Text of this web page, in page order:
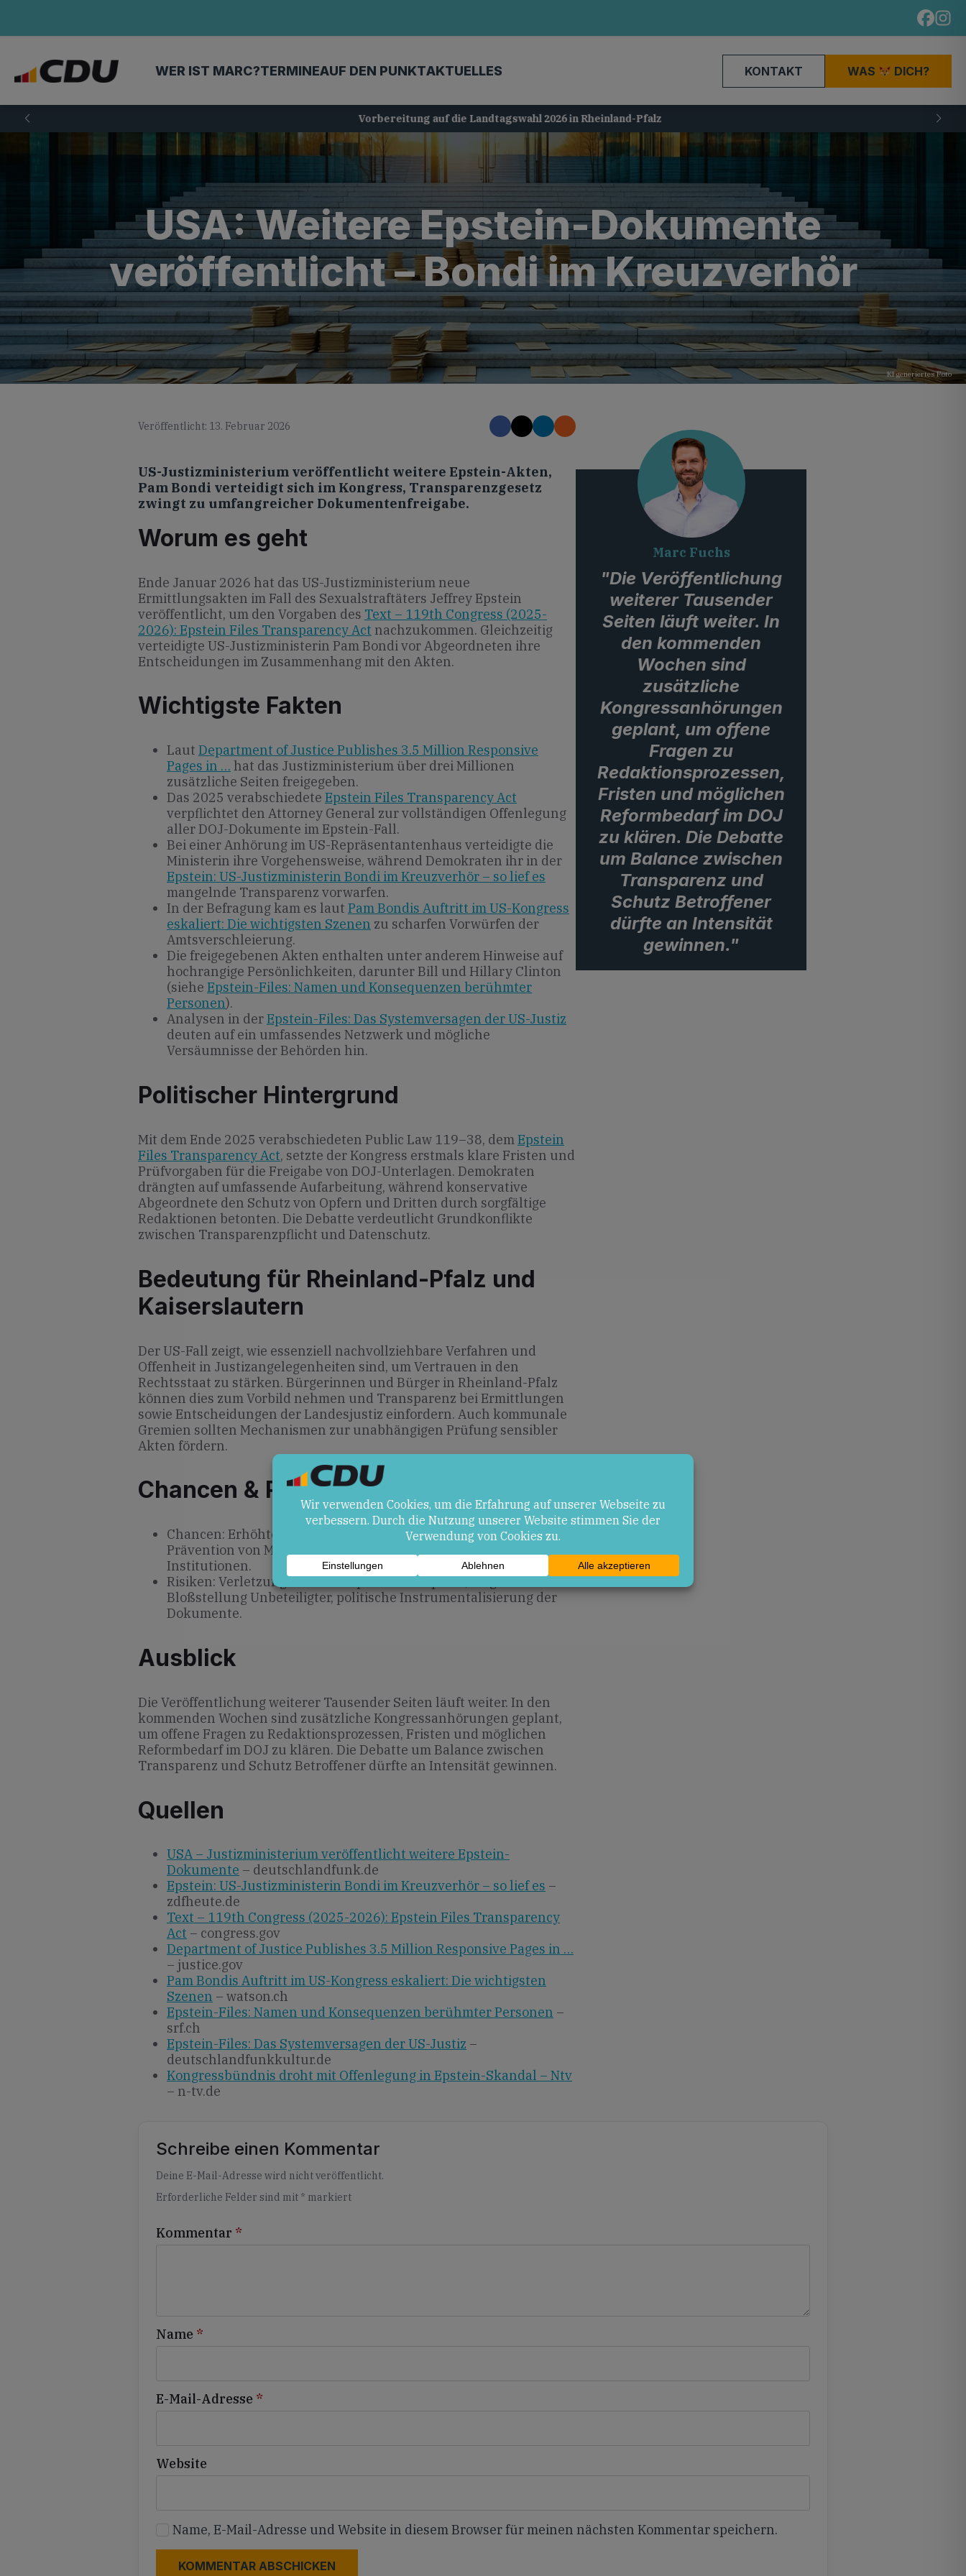
WER IST MARC?TERMINEAUF DEN PUNKTAKTUELLES KONTAKT WAS DICH?
Vorbereitung auf die Landtagswahl 2026 in Rheinland-Pfalz
USA: Weitere Epstein-Dokumente
veröffentlicht – Bondi im Kreuzverhör
KI generiertes Foto
Veröffentlicht: 13. Februar 2026
US-Justizministerium veröffentlicht weitere Epstein-Akten,
Pam Bondi verteidigt sich im Kongress, Transparenzgesetz
zwingt zu umfangreicher Dokumentenfreigabe.
Worum es geht
Ende Januar 2026 hat das US-Justizministerium neue
Ermittlungsakten im Fall des Sexualstraftäters Jeffrey Epstein
veröffentlicht, um den Vorgaben des Text – 119th Congress (2025-
2026): Epstein Files Transparency Act nachzukommen. Gleichzeitig
verteidigte US-Justizministerin Pam Bondi vor Abgeordneten ihre
Entscheidungen im Zusammenhang mit den Akten.
Wichtigste Fakten
Laut Department of Justice Publishes 3.5 Million Responsive
Pages in … hat das Justizministerium über drei Millionen
zusätzliche Seiten freigegeben.
Das 2025 verabschiedete Epstein Files Transparency Act
verpflichtet den Attorney General zur vollständigen Offenlegung
aller DOJ-Dokumente im Epstein-Fall.
Bei einer Anhörung im US-Repräsentantenhaus verteidigte die
Ministerin ihre Vorgehensweise, während Demokraten ihr in der
Epstein: US-Justizministerin Bondi im Kreuzverhör – so lief es
mangelnde Transparenz vorwarfen.
In der Befragung kam es laut Pam Bondis Auftritt im US-Kongress
eskaliert: Die wichtigsten Szenen zu scharfen Vorwürfen der
Amtsverschleierung.
Die freigegebenen Akten enthalten unter anderem Hinweise auf
hochrangige Persönlichkeiten, darunter Bill und Hillary Clinton
(siehe Epstein-Files: Namen und Konsequenzen berühmter
Personen).
Analysen in derEpstein-Files: Das Systemversagen der US-Justiz
deuten auf ein umfassendes Netzwerk und mögliche
Versäumnisse der Behörden hin.
Politischer Hintergrund
Mit dem Ende 2025 verabschiedeten Public Law 119–38, demEpstein
Files Transparency Act, setzte der Kongress erstmals klare Fristen und
Prüfvorgaben für die Freigabe von DOJ-Unterlagen. Demokraten
drängten auf umfassende Aufarbeitung, während konservative
Abgeordnete den Schutz von Opfern und Dritten durch sorgfältige
Redaktionen betonten. Die Debatte verdeutlicht Grundkonflikte
zwischen Transparenzpflicht und Datenschutz.
Bedeutung für Rheinland-Pfalz und
Kaiserslautern
Der US-Fall zeigt, wie essenziell nachvollziehbare Verfahren und
Offenheit in Justizangelegenheiten sind, um Vertrauen in den
Rechtsstaat zu stärken. Bürgerinnen und Bürger in Rheinland-Pfalz
können dies zum Vorbild nehmen und Transparenz bei Ermittlungen
sowie Entscheidungen der Landesjustiz einfordern. Auch kommunale
Gremien sollten Mechanismen zur unabhängigen Prüfung sensibler
Akten fördern.
Chancen & Risiken
Chancen: Erhöhte staatliche Rechenschaftspflicht, bessere
Prävention von Machtmissbrauch, gestärktes Vertrauen in
Institutionen.
Risiken: Verletzung der Privatsphäre von Opfern, mögliche
Bloßstellung Unbeteiligter, politische Instrumentalisierung der
Dokumente.
Ausblick
Die Veröffentlichung weiterer Tausender Seiten läuft weiter. In den
kommenden Wochen sind zusätzliche Kongressanhörungen geplant,
um offene Fragen zu Redaktionsprozessen, Fristen und möglichen
Reformbedarf im DOJ zu klären. Die Debatte um Balance zwischen
Transparenz und Schutz Betroffener dürfte an Intensität gewinnen.
Quellen
USA – Justizministerium veröffentlicht weitere Epstein-
Dokumente – deutschlandfunk.de
Epstein: US-Justizministerin Bondi im Kreuzverhör – so lief es –
zdfheute.de
Text – 119th Congress (2025-2026): Epstein Files Transparency
Act – congress.gov
Department of Justice Publishes 3.5 Million Responsive Pages in …
– justice.gov
Pam Bondis Auftritt im US-Kongress eskaliert: Die wichtigsten
Szenen – watson.ch
Epstein-Files: Namen und Konsequenzen berühmter Personen –
srf.ch
Epstein-Files: Das Systemversagen der US-Justiz –
deutschlandfunkkultur.de
Kongressbündnis droht mit Offenlegung in Epstein-Skandal – Ntv
– n-tv.de
Marc Fuchs
"Die Veröffentlichung
weiterer Tausender
Seiten läuft weiter. In
den kommenden
Wochen sind
zusätzliche
Kongressanhörungen
geplant, um offene
Fragen zu
Redaktionsprozessen,
Fristen und möglichen
Reformbedarf im DOJ
zu klären. Die Debatte
um Balance zwischen
Transparenz und
Schutz Betroffener
dürfte an Intensität
gewinnen."
Schreibe einen Kommentar
Deine E-Mail-Adresse wird nicht veröffentlicht.
Erforderliche Felder sind mit * markiert
Kommentar *
Name *
E-Mail-Adresse *
Website
Name, E-Mail-Adresse und Website in diesem Browser für meinen nächsten Kommentar speichern.
Alternative: